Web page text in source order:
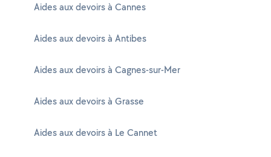
Aides aux devoirs à Cannes
Aides aux devoirs à Antibes
Aides aux devoirs à Cagnes-sur-Mer
Aides aux devoirs à Grasse
Aides aux devoirs à Le Cannet